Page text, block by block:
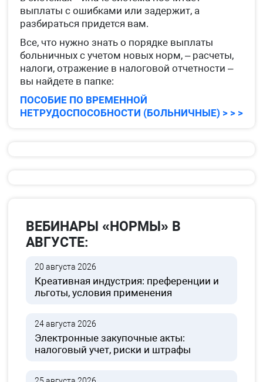
выплаты с ошибками или задержит, а
разбираться придется вам.
Все, что нужно знать о порядке выплаты
больничных с учетом новых норм, – расчеты,
налоги, отражение в налоговой отчетности –
вы найдете в папке:
ПОСОБИЕ ПО ВРЕМЕННОЙ
НЕТРУДОСПОСОБНОСТИ (БОЛЬНИЧНЫЕ) > > >
ВЕБИНАРЫ «НОРМЫ» В
АВГУСТЕ:
20 августа 2026
Креативная индустрия: преференции и
льготы, условия применения
24 августа 2026
Электронные закупочные акты:
налоговый учет, риски и штрафы